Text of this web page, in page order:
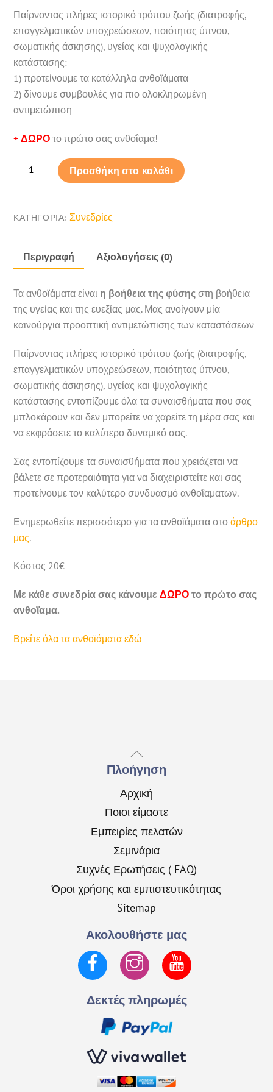
Παίρνοντας πλήρες ιστορικό τρόπου ζωής (διατροφής,
επαγγελματικών υποχρεώσεων, ποιότητας ύπνου,
σωματικής άσκησης), υγείας και ψυχολογικής
κατάστασης:
1) προτείνουμε τα κατάλληλα ανθοϊάματα
2) δίνουμε συμβουλές για πιο ολοκληρωμένη
αντιμετώπιση
+ ΔΩΡΟτο πρώτο σας ανθοΐαμα!
Συνεδρία:
Επιλογή
ποσότητα
Προσθήκη στο καλάθι
ΚΑΤΗΓΟΡΊΑ: Συνεδρίες
Περιγραφή Αξιολογήσεις (0)
Τα ανθοϊάματα είναι η βοήθεια της φύσης στη βοήθεια
της υγείας και της ευεξίας μας. Μας ανοίγουν μία
καινούργια προοπτική αντιμετώπισης των καταστάσεων
Παίρνοντας πλήρες ιστορικό τρόπου ζωής (διατροφής,
επαγγελματικών υποχρεώσεων, ποιότητας ύπνου,
σωματικής άσκησης), υγείας και ψυχολογικής
κατάστασης εντοπίζουμε όλα τα συναισθήματα που σας
μπλοκάρουν και δεν μπορείτε να χαρείτε τη μέρα σας και
να εκφράσετε το καλύτερο δυναμικό σας.
Σας εντοπίζουμε τα συναισθήματα που χρειάζεται να
βάλετε σε προτεραιότητα για να διαχειριστείτε και σας
προτείνουμε τον καλύτερο συνδυασμό ανθοΐαματων.
Ενημερωθείτε περισσότερο για τα ανθοϊάματα στοάρθρο
μας.
Κόστος 20€
Με κάθε συνεδρία σας κάνουμεΔΩΡΟ το πρώτο σας
ανθοΐαμα.
Βρείτε όλα τα ανθοϊάματα εδώ
Back
To
Top
Πλοήγηση
Αρχική
Ποιοι είμαστε
Εμπειρίες πελατών
Σεμινάρια
Συχνές Ερωτήσεις ( FAQ)
Όροι χρήσης και εμπιστευτικότητας
Sitemap
Ακολουθήστε μας
Facebook Instagram
Δεκτές πληρωμές